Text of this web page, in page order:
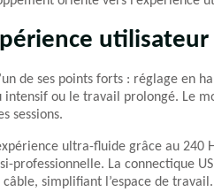
utilisateur
de ses points forts : réglage en
ou le travail prolongé. Le
sessions.
ultra-fluide grâce au 240
professionnelle. La connectique
simplifiant l’espace de travail.